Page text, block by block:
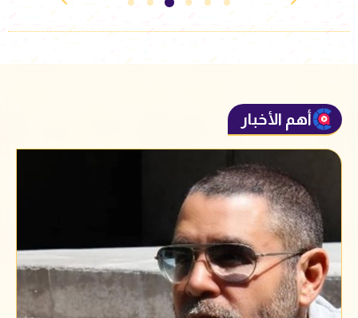
أهم الأخبار